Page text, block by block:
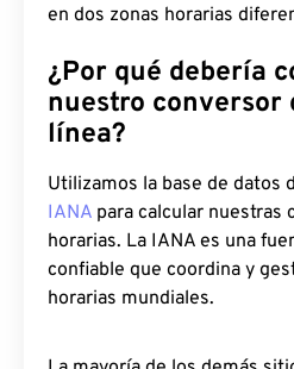
en dos zonas horarias
¿Por qué debería
nuestro conversor
línea?
Utilizamos la base de datos
IANA para calcular nuestras
horarias. La IANA es una
confiable que coordina y
horarias mundiales.